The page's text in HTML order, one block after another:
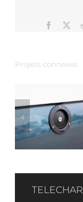
Facebook
Projets connexes